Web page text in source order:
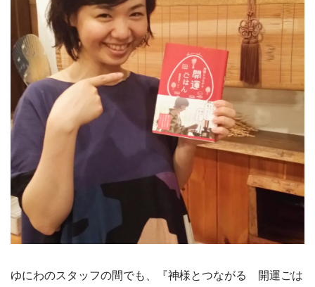
ゆにわのスタッフの間でも、『神様とつながる 開運ごは